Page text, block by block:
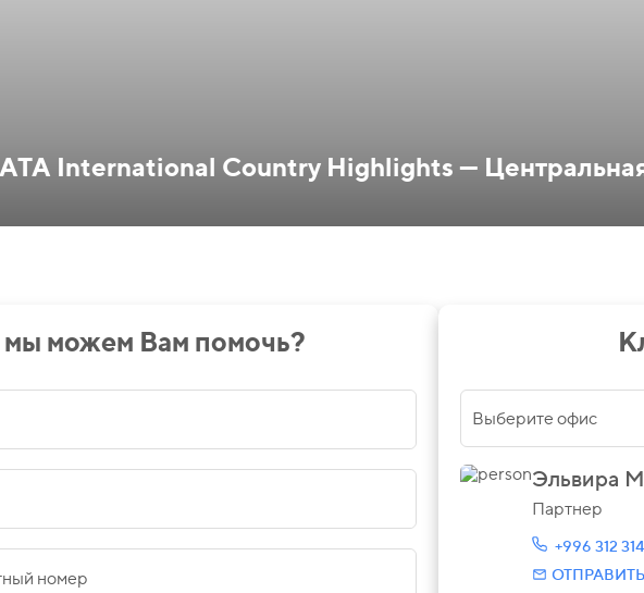
International Country Highlights —
мы можем Вам помочь?
номер
Выберите офис
Эльвира
Партнер
+996 312